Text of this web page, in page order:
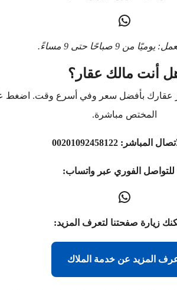
من 9 صباحًا حتى 9 مساءً.
أنت مالك عقار؟
عقارك بأفضل سعر وفي أسرع وقت. اضغط
المختص مباشرة.
المباشر: 00201092458122
للتواصل الفوري عبر واتساب:
زيارة صفحتنا لتعرف المزيد:
المزيد عن خدمة الملاك